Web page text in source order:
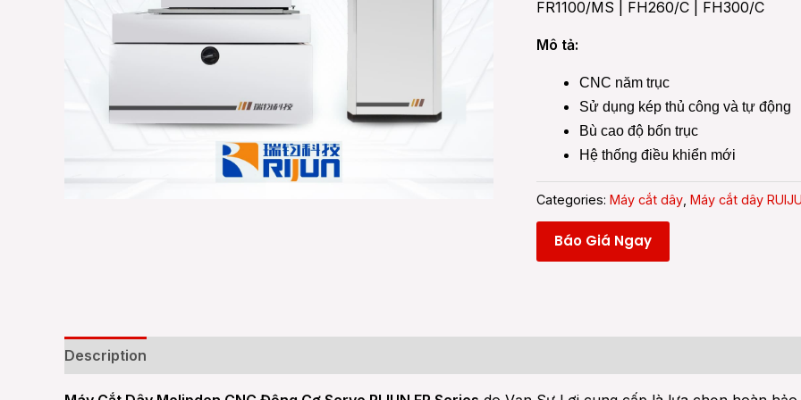
FR1100/MS | FH260/C | FH300/C
Mô tả:
CNC năm trục
Sử dụng kép thủ công và tự động
Bù cao độ bốn trục
Hệ thống điều khiển mới
Categories: Máy cắt dây Máy cắt dây
Báo Giá Ngay
Description